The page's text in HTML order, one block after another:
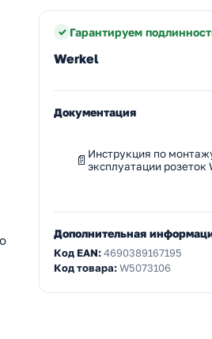
Гарантируем
Werkel
Документация
Инструкция по
эксплуатации розеток
Дополнительная
Код EAN:4690389167195
Код товара:W5073106